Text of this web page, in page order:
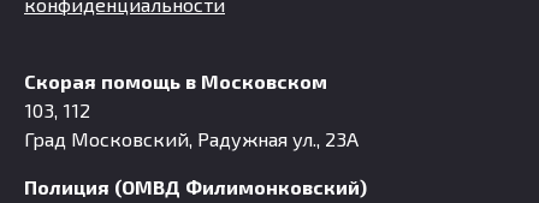
Скорая помощь в Московском
103, 112
Град Московский, Радужная ул., 23А
Полиция (ОМВД Филимонковский)